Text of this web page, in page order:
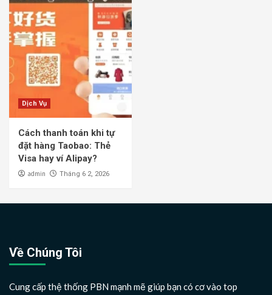
Dịch Vụ
Cách thanh toán khi tự
đặt hàng Taobao: Thẻ
Visa hay ví Alipay?
admin Tháng 6 2, 2026
Về Chúng Tôi
Cung cấp thệ thống PBN mạnh mẽ giúp bạn có cơ vào top